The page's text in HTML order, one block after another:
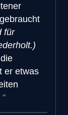
für
er etwas